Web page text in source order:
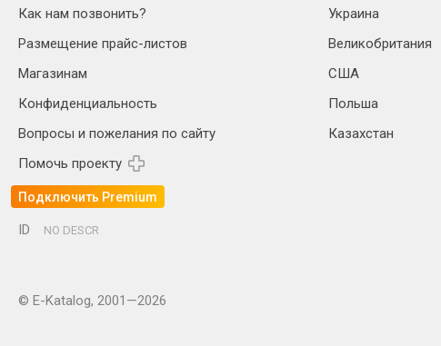
Как нам позвонить?
Размещение прайс-листов
Магазинам
Конфиденциальность
Вопросы и пожелания по сайту
Помочь проекту
Подключить Premium
Украина
Великобритания
США
Польша
Казахстан
ID NO DESCR
© E-Katalog, 2001—2026